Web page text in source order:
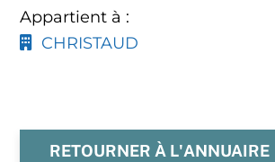
Appartient à :
CHRISTAUD
RETOURNER À L'ANNUAIRE